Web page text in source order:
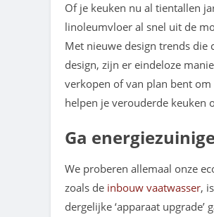
Of je keuken nu al tientallen
linoleumvloer al snel uit de
Met nieuwe design trends die
design, zijn er eindeloze
verkopen of van plan bent
helpen je verouderde keuken
Ga
We proberen allemaal onze
zoals de inbouw vaatwasser,
dergelijke ‘apparaat